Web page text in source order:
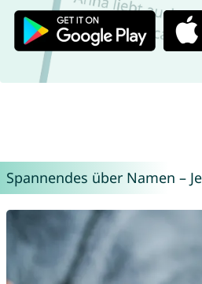
Spannendes über Namen –